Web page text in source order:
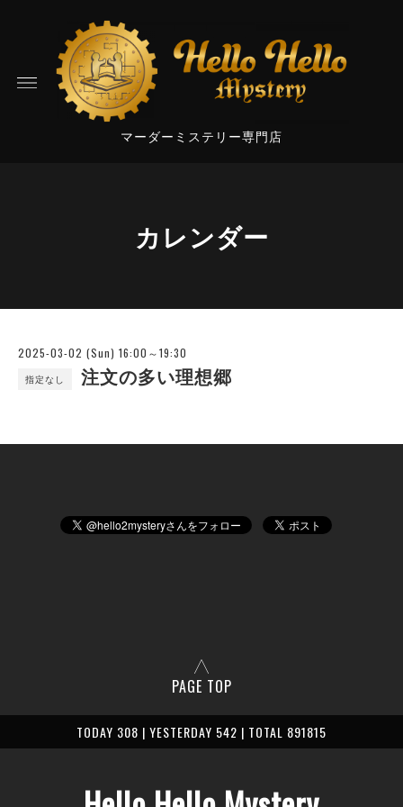
マーダーミステリー専門店
カレンダー
2025-03-02 (Sun) 16:00～19:30
指定なし 注文の多い理想郷
PAGE TOP
TODAY 308 | YESTERDAY 542 | TOTAL 891815